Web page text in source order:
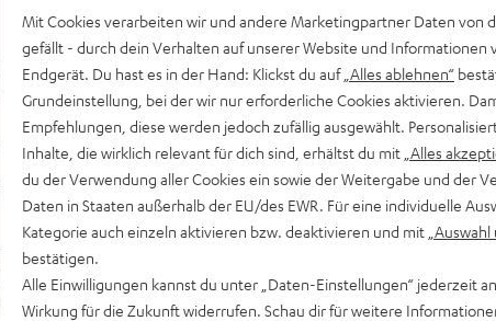
mit passendem Shure PGA58 Mikrofon
wie LED-Bars und
bis 36 Hz (- 6 dB), hochbelastbarer
aufgelösten Sound, 440 Watt (RMS)
Live-Musik, Performances, Reden und
Wiedergabe, kopple zwei
Übergänge zwischen Songs,
Kopfhörerausgang, Teufel Go
Mit Cookies verarbeiten wir und andere Marketingpartner Daten von
gefällt - durch dein Verhalten auf unserer Website und Informationen
Endgerät. Du hast es in der Hand: Klickst du auf „Alles ablehnen“
Grundeinstellung, bei der wir nur erforderliche Cookies aktivieren.
Empfehlungen, diese werden jedoch zufällig ausgewählt.
Inhalte, die wirklich relevant für dich sind, erhältst du mit „Alles
du der Verwendung aller Cookies ein sowie der Weitergabe und der
Daten in Staaten außerhalb der EU/des EWR. Für eine individuelle
Kategorie auch einzeln aktivieren bzw. deaktivieren und mit
bestätigen.
Alle Einwilligungen kannst du unter „Daten-Einstellungen“ jederzeit
Wirkung für die Zukunft widerrufen. Schau dir für weitere